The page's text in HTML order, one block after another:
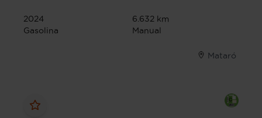
2024
6.632 km
Gasolina
Manual
Mataró